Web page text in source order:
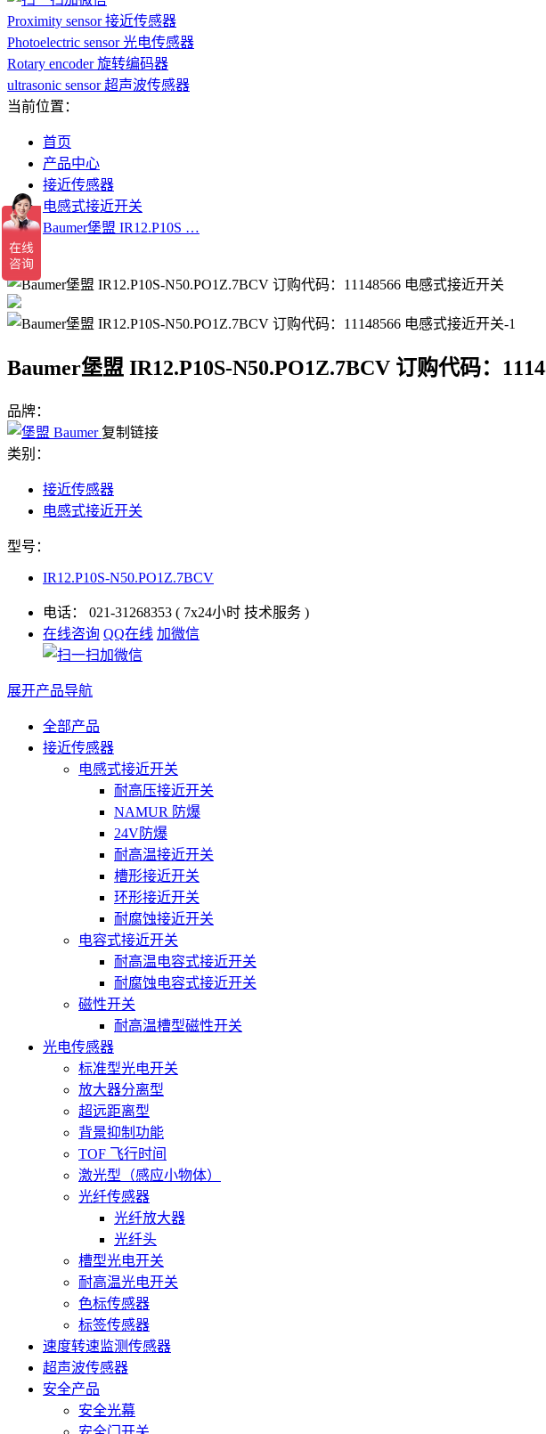
Proximity sensor 接近传感器
Photoelectric sensor 光电传感器
Rotary encoder 旋转编码器
ultrasonic sensor 超声波传感器
当前位置：
首页
产品中心
接近传感器
电感式接近开关
Baumer堡盟 IR12.P10S …
返回
Baumer堡盟 IR12.P10S-N50.PO1Z.7BCV 订购代码：
品牌：
复制链接
类别：
接近传感器
电感式接近开关
型号：
IR12.P10S-N50.PO1Z.7BCV
电话： 021-31268353 ( 7x24小时 技术服务 )
在线咨询 QQ在线 加微信
展开产品导航
全部产品
接近传感器
电感式接近开关
耐高压接近开关
NAMUR 防爆
24V防爆
耐高温接近开关
槽形接近开关
环形接近开关
耐腐蚀接近开关
电容式接近开关
耐高温电容式接近开关
耐腐蚀电容式接近开关
磁性开关
耐高温槽型磁性开关
光电传感器
标准型光电开关
放大器分离型
超远距离型
背景抑制功能
TOF 飞行时间
激光型（感应小物体）
光纤传感器
光纤放大器
光纤头
槽型光电开关
耐高温光电开关
色标传感器
标签传感器
速度转速监测传感器
超声波传感器
安全产品
安全光幕